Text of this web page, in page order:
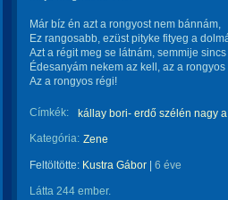
Már bíz én azt a rongyost nem bánnám,
Ez rangosabb, ezüst pityke fityeg a
Azt a régit meg se látnám, semmije
Édesanyám nekem az kell, az a rongyos
Az a rongyos régi!
Címkék:
kállay bori- erdő szélén nagy
Kategória: Zene
Feltöltötte: Kustra Gábor 6 éve
Látta 244 ember.